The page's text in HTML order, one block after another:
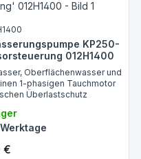
KP250-
012H1400
Oberflächenwasser und
1-phasigen Tauchmotor
Überlastschutz
€